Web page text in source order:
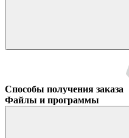
Способы получения заказа
Файлы и программы